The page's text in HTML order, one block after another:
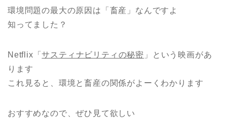
環境問題の最大の原因は「畜産」なんですよ
知ってました？
Netflix「サスティナビリティの秘密 」という映画があ
ります
これ見ると、環境と畜産の関係がよーくわかります
おすすめなので、ぜひ見て欲しい